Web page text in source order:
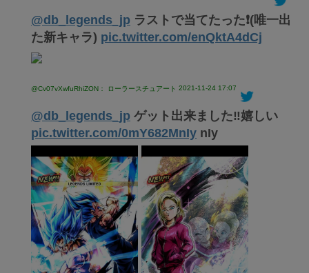
@db_legends_jp ラストで当てたった❗️(唯一出
た新キャラ) pic.twitter.com/enQktA4dCj
@Cv07vXwfuRhiZON： ローラースチュアート 2021-11-24 17:07
@db_legends_jp ゲット出来ました‼️嬉しい
pic.twitter.com/0mY682MnIy nIy